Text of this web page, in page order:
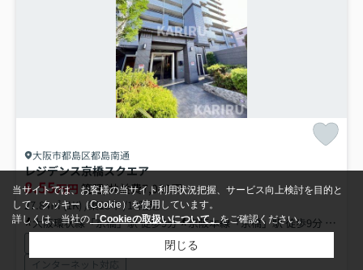
大阪市都島区都島南通
レジデンス京橋スクエア
8.55万円 管理/共益費7,000円
27.84㎡ (1K) /築18年 /13階建
大阪環状線「京橋」駅 徒歩9分 京阪本線「京橋」駅 徒歩9分 地下
エレベーター
インターネット対応
当サイトでは、お客様の当サイト利用状況把握、サービス向上検討を目的と
して、クッキー（Cookie）を使用しています。
詳しくは、当社の「Cookieの取扱いについて」をご確認ください。
閉じる